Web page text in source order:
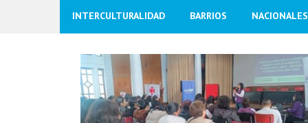
INTERCULTURALIDAD BARRIOS NACIONALES